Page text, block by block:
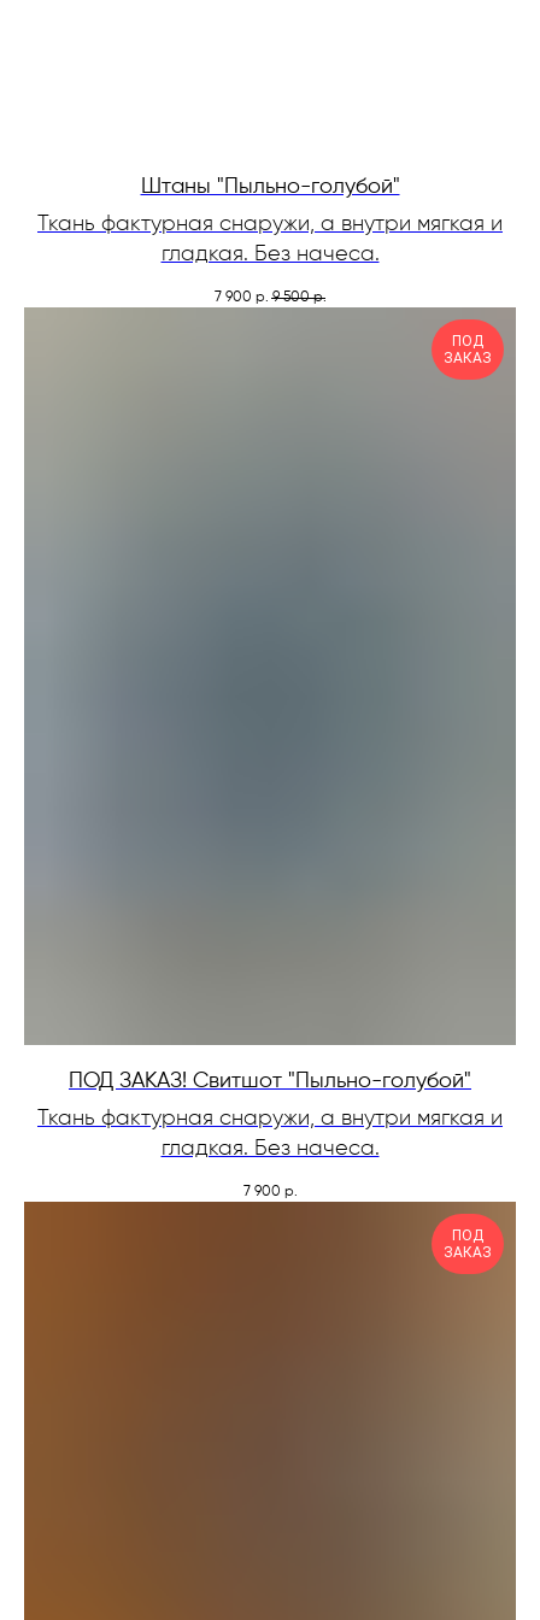
Штаны "Пыльно-голубой"
Ткань фактурная снаружи, а внутри мягкая и
гладкая. Без начеса.
7 900 р. 9 500 р.
ПОД
ЗАКАЗ
ПОД ЗАКАЗ! Свитшот "Пыльно-голубой"
Ткань фактурная снаружи, а внутри мягкая и
гладкая. Без начеса.
7 900 р.
ПОД
ЗАКАЗ